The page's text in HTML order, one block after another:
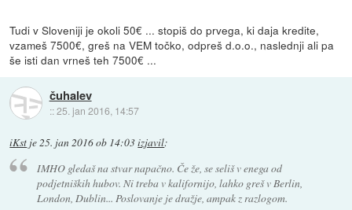
Tudi v Sloveniji je okoli 50€ ... stopiš do prvega, ki daja kredite,
vzameš 7500€, greš na VEM točko, odpreš d.o.o., naslednji ali pa
še isti dan vrneš teh 7500€ ...
čuhalev
::25. jan 2016, 14:57
iKst je25. jan 2016 ob 14:03izjavil:
IMHO gledaš na stvar napačno. Če že, se seliš v enega od
podjetniških hubov. Ni treba v kalifornijo, lahko greš v Berlin,
London, Dublin... Poslovanje je dražje, ampak z razlogom.